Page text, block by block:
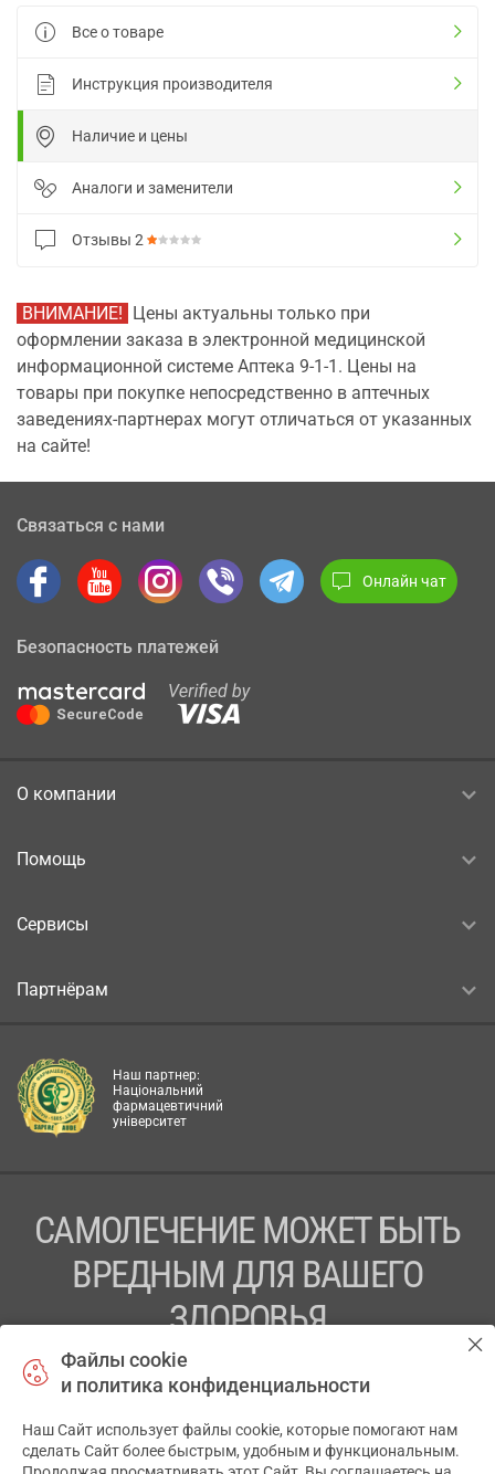
Все о товаре
Инструкция производителя
Наличие и цены
Аналоги и заменители
Отзывы 2
ВНИМАНИЕ! Цены актуальны только при
оформлении заказа в электронной медицинской
информационной системе Аптека 9-1-1. Цены на
товары при покупке непосредственно в аптечных
заведениях-партнерах могут отличаться от указанных
на сайте!
Связаться с нами
Онлайн чат
Безопасность платежей
О компании
Помощь
Сервисы
Партнёрам
Наш партнер:
Національний
фармацевтичний
університет
САМОЛЕЧЕНИЕ МОЖЕТ БЫТЬ
ВРЕДНЫМ ДЛЯ ВАШЕГО
ЗДОРОВЬЯ
ПЕРЕД ПРИМЕНЕНИЕМ ПРЕПАРАТА
ПРОКОНСУЛЬТИРУЙТЕСЬ С ВРАЧОМ
ТОВ «АПТЕКА 911.ЮА» Код ЄДРПОУ 43631965.
Файлы cookie
и политика конфиденциальности
Наш Сайт использует файлы cookie, которые помогают нам
сделать Сайт более быстрым, удобным и функциональным.
✕